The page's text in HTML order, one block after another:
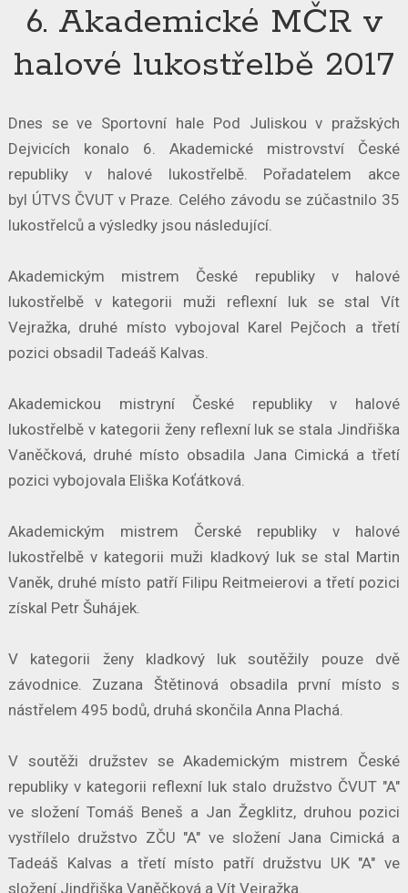
6. Akademické MČR v
halové lukostřelbě 2017
Dnes se ve Sportovní hale Pod Juliskou v pražských
Dejvicích konalo 6. Akademické mistrovství České
republiky v halové lukostřelbě. Pořadatelem akce
byl ÚTVS ČVUT v Praze. Celého závodu se zúčastnilo 35
lukostřelců a výsledky jsou následující.
Akademickým mistrem České republiky v halové
lukostřelbě v kategorii muži reflexní luk se stal Vít
Vejražka, druhé místo vybojoval Karel Pejčoch a třetí
pozici obsadil Tadeáš Kalvas.
Akademickou mistryní České republiky v halové
lukostřelbě v kategorii ženy reflexní luk se stala Jindřiška
Vaněčková, druhé místo obsadila Jana Cimická a třetí
pozici vybojovala Eliška Koťátková.
Akademickým mistrem Čerské republiky v halové
lukostřelbě v kategorii muži kladkový luk se stal Martin
Vaněk, druhé místo patří Filipu Reitmeierovi a třetí pozici
získal Petr Šuhájek.
V kategorii ženy kladkový luk soutěžily pouze dvě
závodnice. Zuzana Štětinová obsadila první místo s
nástřelem 495 bodů, druhá skončila Anna Plachá.
V soutěži družstev se Akademickým mistrem České
republiky v kategorii reflexní luk stalo družstvo ČVUT "A"
ve složení Tomáš Beneš a Jan Žegklitz, druhou pozici
vystřílelo družstvo ZČU "A" ve složení Jana Cimická a
Tadeáš Kalvas a třetí místo patří družstvu UK "A" ve
složení Jindřiška Vaněčková a Vít Vejražka.